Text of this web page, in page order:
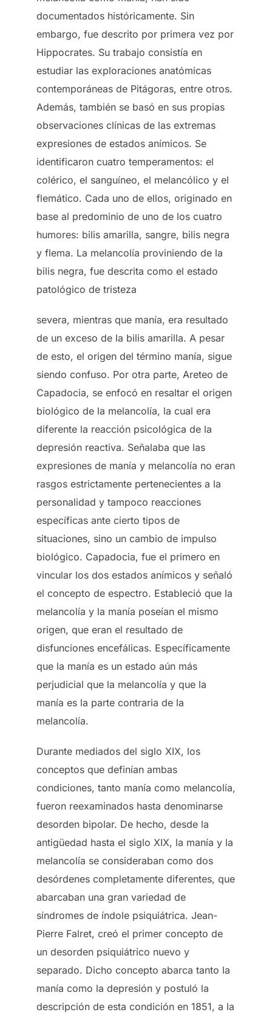
documentados históricamente. Sin
embargo, fue descrito por primera vez por
Hippocrates. Su trabajo consistía en
estudiar las exploraciones anatómicas
contemporáneas de Pitágoras, entre otros.
Además, también se basó en sus propias
observaciones clínicas de las extremas
expresiones de estados anímicos. Se
identificaron cuatro temperamentos: el
colérico, el sanguíneo, el melancólico y el
flemático. Cada uno de ellos, originado en
base al predominio de uno de los cuatro
humores: bilis amarilla, sangre, bilis negra
y flema. La melancolía proviniendo de la
bilis negra, fue descrita como el estado
patológico de tristeza
severa, mientras que manía, era resultado
de un exceso de la bilis amarilla. A pesar
de esto, el origen del término manía, sigue
siendo confuso. Por otra parte, Areteo de
Capadocia, se enfocó en resaltar el origen
biológico de la melancolía, la cual era
diferente la reacción psicológica de la
depresión reactiva. Señalaba que las
expresiones de manía y melancolía no eran
rasgos estrictamente pertenecientes a la
personalidad y tampoco reacciones
específicas ante cierto tipos de
situaciones, sino un cambio de impulso
biológico. Capadocia, fue el primero en
vincular los dos estados anímicos y señaló
el concepto de espectro. Estableció que la
melancolía y la manía poseían el mismo
origen, que eran el resultado de
disfunciones encefálicas. Específicamente
que la manía es un estado aún más
perjudicial que la melancolía y que la
manía es la parte contraria de la
melancolía.
Durante mediados del siglo XIX, los
conceptos que definían ambas
condiciones, tanto manía como melancolía,
fueron reexaminados hasta denominarse
desorden bipolar. De hecho, desde la
antigüedad hasta el siglo XIX, la manía y la
melancolía se consideraban como dos
desórdenes completamente diferentes, que
abarcaban una gran variedad de
síndromes de índole psiquiátrica. Jean-
Pierre Falret, creó el primer concepto de
un desorden psiquiátrico nuevo y
separado. Dicho concepto abarca tanto la
manía como la depresión y postuló la
descripción de esta condición en 1851, a la